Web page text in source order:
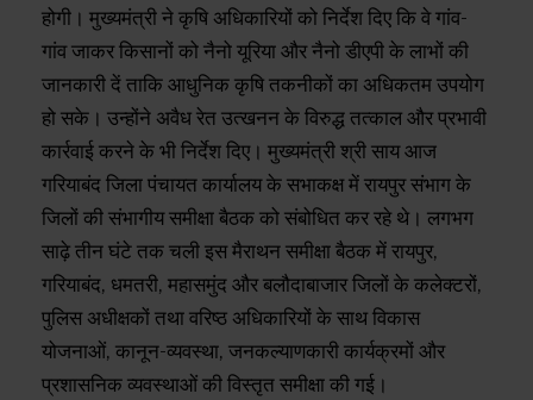
होगी। मुख्यमंत्री ने कृषि अधिकारियों को निर्देश दिए कि वे गांव-
गांव जाकर किसानों को नैनो यूरिया और नैनो डीएपी के लाभों की
जानकारी दें ताकि आधुनिक कृषि तकनीकों का अधिकतम उपयोग
हो सके। उन्होंने अवैध रेत उत्खनन के विरुद्ध तत्काल और प्रभावी
कार्रवाई करने के भी निर्देश दिए। मुख्यमंत्री श्री साय आज
गरियाबंद जिला पंचायत कार्यालय के सभाकक्ष में रायपुर संभाग के
जिलों की संभागीय समीक्षा बैठक को संबोधित कर रहे थे। लगभग
साढ़े तीन घंटे तक चली इस मैराथन समीक्षा बैठक में रायपुर,
गरियाबंद, धमतरी, महासमुंद और बलौदाबाजार जिलों के कलेक्टरों,
पुलिस अधीक्षकों तथा वरिष्ठ अधिकारियों के साथ विकास
योजनाओं, कानून-व्यवस्था, जनकल्याणकारी कार्यक्रमों और
प्रशासनिक व्यवस्थाओं की विस्तृत समीक्षा की गई।